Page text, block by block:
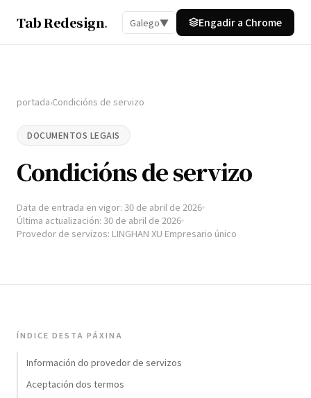
Tab Redesign. Galego▼ Engadir a Chrome
portada›Condicións de servizo
DOCUMENTOS LEGAIS
Condicións de servizo
Data de entrada en vigor: 30 de abril de 2026
Última actualización: 30 de abril de 2026
Provedor de servizos: LINGHAN XU Empresario único
ÍNDICE DESTA PÁXINA
Información do provedor de servizos
Aceptación dos termos